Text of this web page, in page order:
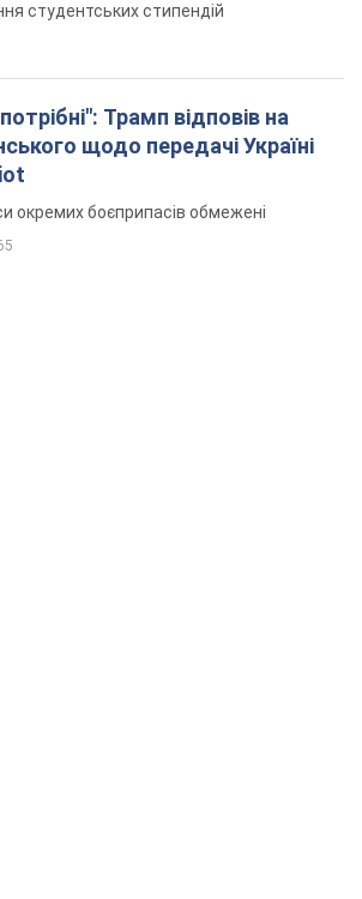
студентських стипендій
Трамп відповів на
щодо передачі Україні
окремих боєприпасів обмежені